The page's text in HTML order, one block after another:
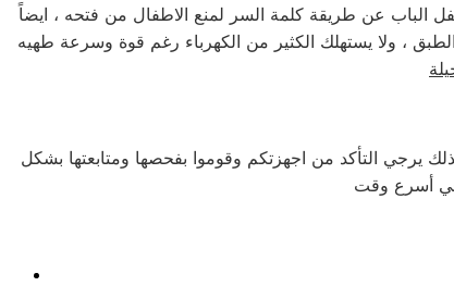
الباب عن طريقة كلمة السر لمنع الاطفال من فتحه ، ايضاً
، ولا يستهلك الكثير من الكهرباء رغم قوة وسرعة طهيه
يرجي التأكد من اجهزتكم وقوموا بفحصها ومتابعتها بشكل